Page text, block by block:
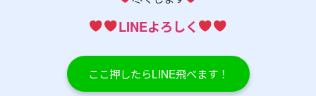
LINEよろしく
ここ押したらLINE飛べます！